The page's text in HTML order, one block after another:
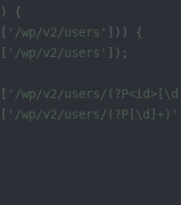
)
{
[ '/wp/v2/users' ] ) )
{
[ '/wp/v2/users' ] ) ;
[ '/wp/v2/users/
[ '/wp/v2/users/(?P[\d]+)'